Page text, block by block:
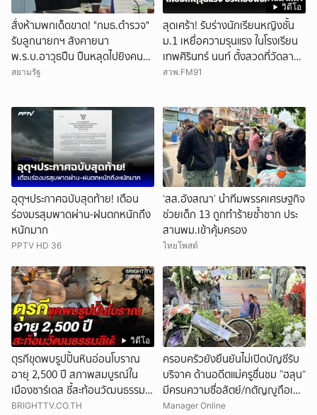
สั่งห้ามพกเด็ดขาด! "กมธ.ตำรวจ"
รับลูกนายกฯ สังคายนา
พ.ร.บ.อาวุธปืน ปืนหลุดไปยิงคน
"เจ้าของต้องติดคุกด้วย"
สยามรัฐ
วิดีโอ
สุดเศร้า! รับร่างนักเรียนหญิงชั้น
ม.1 เหยื่อความรุนแรง ในโรงเรียน
เทพศิรินทร์ นนท์ ตั้งสวดที่วัดลาด
ปลาดุก
สวพ.FM91
อุตุฯประกาศฉบับสุดท้าย! เตือน
ร่องมรสุมพาดผ่าน-ฝนตกหนักถึง
หนักมาก
PPTV HD 36
‘สส.อังสณา’ นำทีมพรรคเศรษฐกิจ
ช่วยเด็ก 13 ถูกทำร้ายซ้ำซาก ประ
สานพม.เข้าคุ้มครอง
ไทยโพสต์
วิดีโอ
ตุรกีขุดพบรูปปั้นหินอ่อนโบราณ
อายุ 2,500 ปี สภาพสมบูรณ์ใน
เมืองซาร์เดส ชี้สะท้อนวัฒนธรรมลิ
เดีย
BRIGHTTV.CO.TH
ครอบครัวยังยืนยันไม่เปิดบัญชีรับ
บริจาค ด้านอดีตแม่ครูชื่นชม ”ฮลุน“
มีครบความซื่อสัตย์/กตัญญูถือเป็น
แบบอย่างที่ดีของคนทั้งโลก
Manager Online